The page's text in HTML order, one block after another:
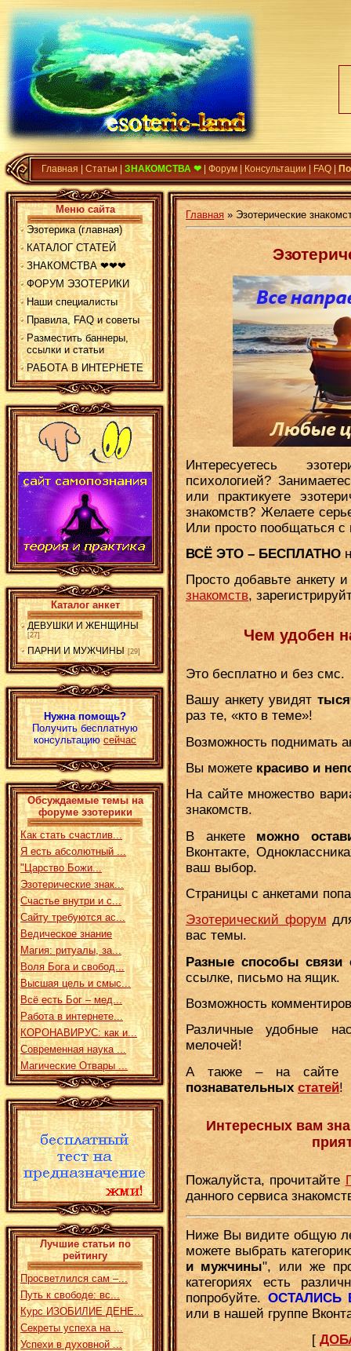
Главная Статьи ЗНАКОМСТВА ❤ Форум Консультации FAQ
Меню сайта
Эзотерика (главная)
КАТАЛОГ СТАТЕЙ
ЗНАКОМСТВА ❤❤❤
ФОРУМ ЭЗОТЕРИКИ
Наши специалисты
Правила, FAQ и советы
Разместить баннеры,
ссылки и статьи
РАБОТА В ИНТЕРНЕТЕ
Каталог анкет
ДЕВУШКИ И ЖЕНЩИНЫ
[27]
ПАРНИ И МУЖЧИНЫ [29]
Нужна помощь?
Получить бесплатную
консультациюсейчас
Обсуждаемые темы на
форуме эзотерики
Как стать счастлив...
Я есть абсолютный ...
"Царство Божи...
Эзотерические знак...
Счастье внутри и с...
Сайту требуются ас...
Ведическое знание
Магия: ритуалы, за...
Воля Бога и свобод...
Высшая цель и смыс...
Всё есть Бог – мед...
Работа в интернете...
КОРОНАВИРУС: как и...
Современная наука ...
Магические Отвары ...
Лучшие статьи по
рейтингу
Просветлился сам –...
Путь к свободе: вс...
Курс ИЗОБИЛИЕ ДЕНЕ...
Секреты успеха на ...
Успехи в духовной ...
Главная » Эзотерические
Интересуетесь
психологией?
или практикуете
знакомств? Желаете
Или просто пообщаться
ВСЁ ЭТО – БЕСПЛАТНО
Просто добавьте
знакомств,
Чем удобен
Это бесплатно и без смс.
Вашу анкету увидят
раз те, «кто в теме»!
Возможность поднимать
Вы можете красиво и
На сайте множество
знакомств.
В анкете можно
Вконтакте,
ваш выбор.
Страницы с анкетами
Эзотерический форум
вас темы.
Разные способы связи
ссылке, письмо на ящик.
Возможность
Различные удобные
мелочей!
А также – на сайте
познавательных статей!
Интересных вам
Пожалуйста, прочитайте
данного сервиса
Ниже Вы видите общую
можете выбрать
и мужчины", или же
категориях есть
попробуйте. ОСТАЛИСЬ
или в нашей группе
[